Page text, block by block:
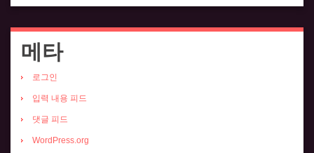
메타
로그인
입력 내용 피드
댓글 피드
WordPress.org